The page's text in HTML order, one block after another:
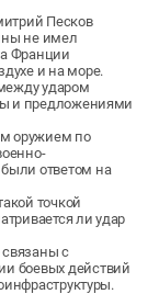
Песков
не имел
Франции
и на море.
ударом
и предложениями
оружием по
ответом на
точкой
ли удар
связаны с
боевых действий